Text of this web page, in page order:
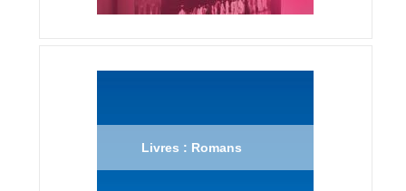
Livres : Romans